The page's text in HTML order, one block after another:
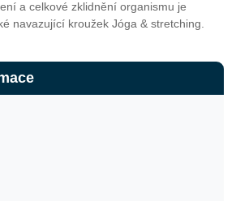
a celkové zklidnění organismu je
navazující kroužek Jóga & stretching.